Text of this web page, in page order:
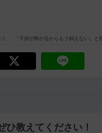
『子供が怖がるからもう飼えない』
ひ教えてください！